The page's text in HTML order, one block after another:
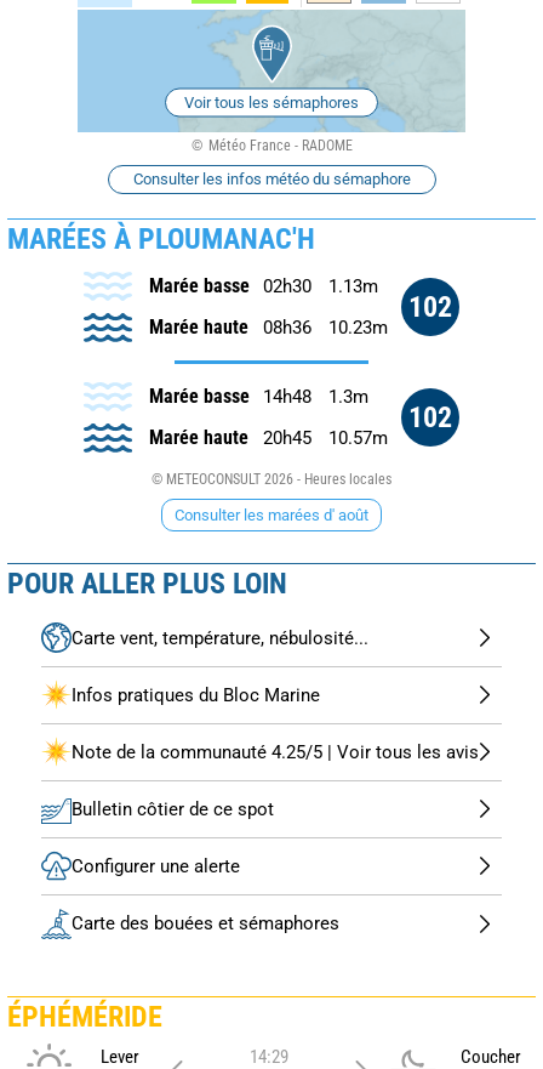
Voir tous les sémaphores
Météo France - RADOME
Consulter les infos météo du sémaphore
MARÉES À PLOUMANAC'H
102
Marée basse 02h30 1.13m
Marée haute 08h36 10.23m
102
Marée basse 14h48 1.3m
Marée haute 20h45 10.57m
© METEOCONSULT 2026 - Heures locales
Consulter les marées d' août
POUR ALLER PLUS LOIN
Carte vent, température, nébulosité...
Infos pratiques du Bloc Marine
Note de la communauté 4.25/5 | Voir tous les avis
Bulletin côtier de ce spot
Configurer une alerte
Carte des bouées et sémaphores
ÉPHÉMÉRIDE
Lever
14:29
Coucher